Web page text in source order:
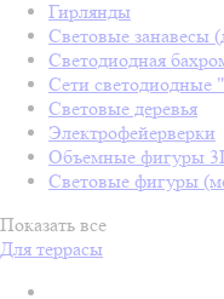
Гирлянды
Световые занавесы
Светодиодная
Сети светодиодные
Световые деревья
Электрофейерверки
Объемные фигуры
Световые фигуры
Показать все
Для террасы